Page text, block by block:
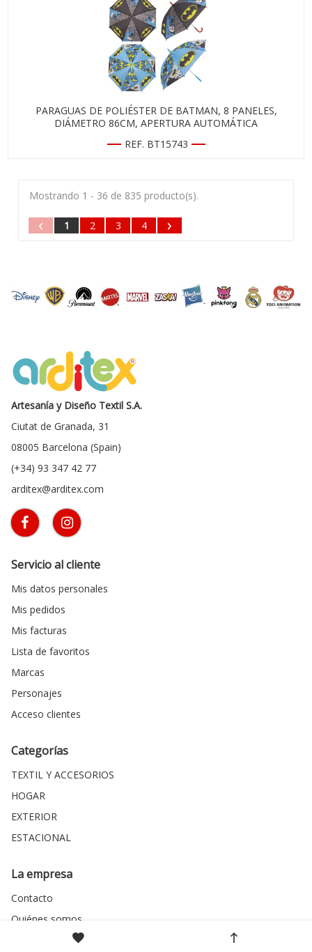
PARAGUAS DE POLIÉSTER DE BATMAN, 8 PANELES,
DIÁMETRO 86CM, APERTURA AUTOMÁTICA
REF. BT15743
Mostrando 1 - 36 de 835 producto(s).
‹ 1 2 3 4 ›
Artesanía y Diseño Textil S.A.
Ciutat de Granada, 31
08005 Barcelona (Spain)
(+34) 93 347 42 77
arditex@arditex.com
Servicio al cliente
Mis datos personales
Mis pedidos
Mis facturas
Lista de favoritos
Marcas
Personajes
Acceso clientes
Categorías
TEXTIL Y ACCESORIOS
HOGAR
EXTERIOR
ESTACIONAL
La empresa
Contacto
Quiénes somos
Política de privacidad